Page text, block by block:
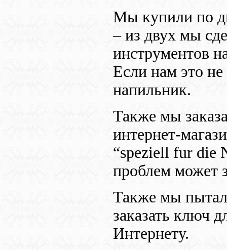
Мы купили по
– из двух мы
инструментов
Если нам это
напильник.
Также мы
интернет-
“speziell fur die
проблем может
Также мы
заказать ключ
Интернету.